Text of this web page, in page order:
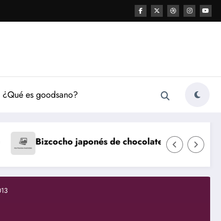
¿Qué es goodsano?
chocolate Natillas caseras Flan